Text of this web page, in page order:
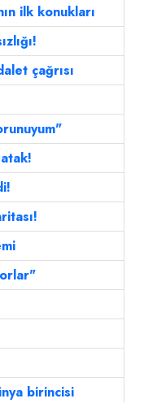
ilk konukları
çağrısı
birincisi